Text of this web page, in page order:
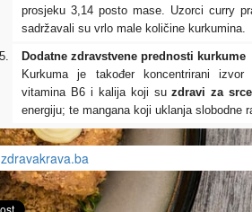
prosjeku 3,14 posto mase. Uzorci curry
sadržavali su vrlo male količine kurkumina.
Dodatne zdravstvene prednosti kurkume
Kurkuma je također koncentrirani izvor
vitamina B6 i kalija koji suzdravi za srce
energiju; te mangana koji uklanja slobodne
zdravakrava.ba